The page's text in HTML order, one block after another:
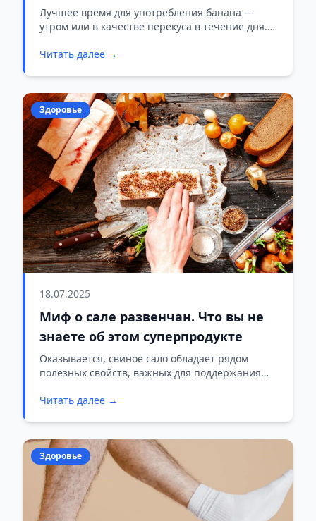
это время суток
Лучшее время для употребления банана —
утром или в качестве перекуса в течение дня.
минералов, которые улучшат пищеварение и
Читать далее →
Здоровье
18.07.2025
Миф о сале развенчан. Что вы не
знаете об этом суперпродукте
Оказывается, свиное сало обладает рядом
полезных свойств, важных для поддержания
Читать далее →
Здоровье